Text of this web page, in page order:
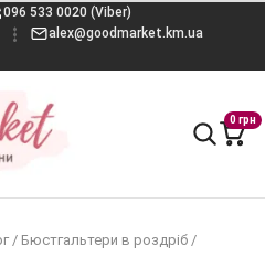
096 533 0020 (Viber)
alex@goodmarket.km.ua
0 грн
/ Бюстгальтери в роздріб /